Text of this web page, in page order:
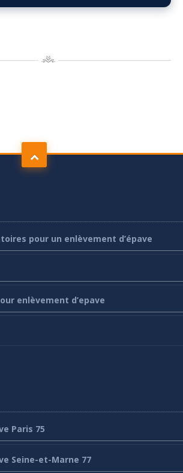
pour un enlèvement d’épave
enlèvement d’epave
Paris 75
Seine-et-Marne 77